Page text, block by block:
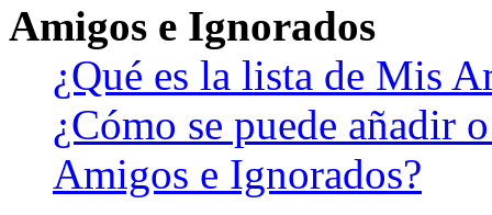
Amigos e Ignorados
¿Qué es la lista de Mis
¿Cómo se puede añadir
Amigos e Ignorados?